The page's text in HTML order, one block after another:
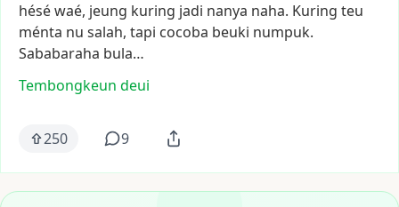
héséwaé, jeung kuring jadi nanya naha. Kuring teu
ménta nu salah, tapi cocoba beuki numpuk.
Sababaraha bula…
Tembongkeun deui
250 9